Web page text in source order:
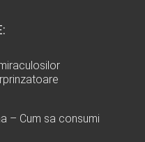
– Cum sa consumi